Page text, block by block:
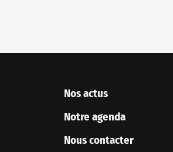
Nos actus
Notre agenda
Nous contacter